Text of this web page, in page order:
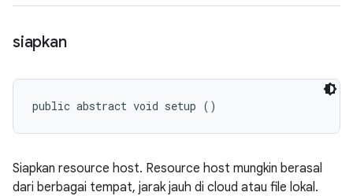
siapkan
public abstract void setup ()
Siapkan resource host. Resource host mungkin berasal
dari berbagai tempat, jarak jauh di cloud atau file lokal.